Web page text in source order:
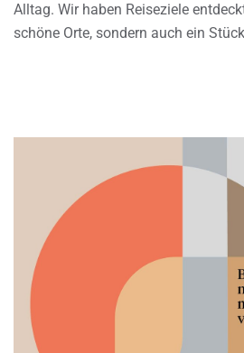
Alltag. Wir haben Reiseziele
schöne Orte, sondern auch ein